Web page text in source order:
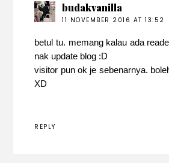
budakvanilla
11 NOVEMBER 2016 AT 13:52
betul tu. memang kalau ada
nak update blog :D
visitor pun ok je sebenarnya.
XD
REPLY